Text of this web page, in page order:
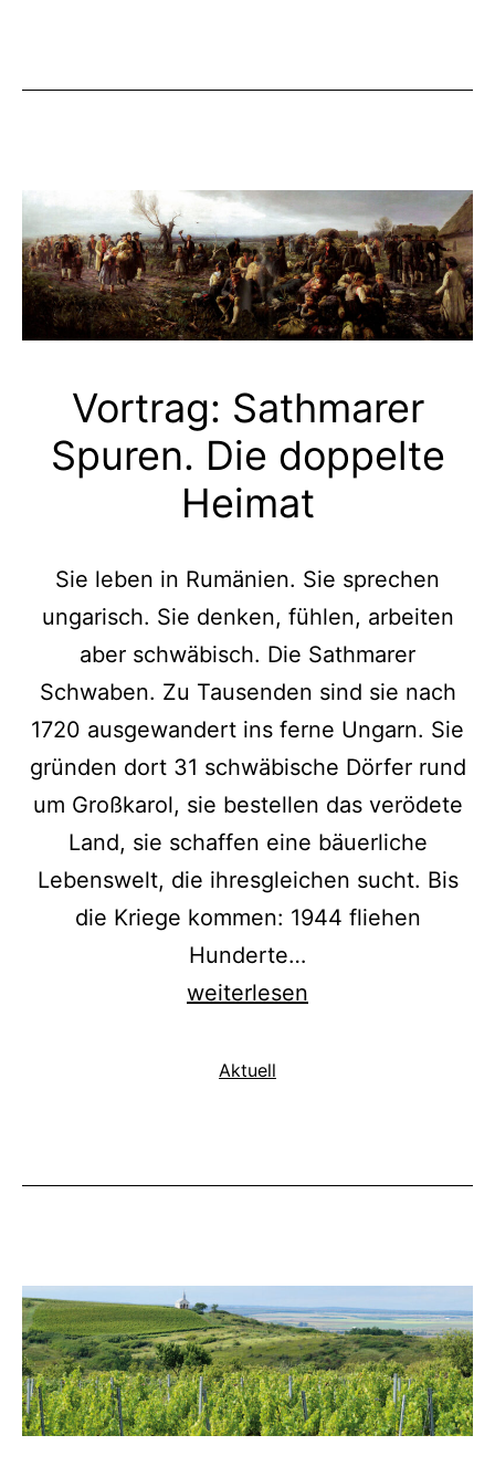
Pfad
Steinzeit
Vortrag: Sathmarer
Spuren. Die doppelte
Heimat
Sie leben in Rumänien. Sie sprechen
ungarisch. Sie denken, fühlen, arbeiten
aber schwäbisch. Die Sathmarer
Schwaben. Zu Tausenden sind sie nach
1720 ausgewandert ins ferne Ungarn. Sie
gründen dort 31 schwäbische Dörfer rund
um Großkarol, sie bestellen das verödete
Land, sie schaffen eine bäuerliche
Lebenswelt, die ihresgleichen sucht. Bis
die Kriege kommen: 1944 fliehen
Hunderte…
Vortrag:
Spuren.
Heimat
weiterlesen
Kategorisiert
Aktuell